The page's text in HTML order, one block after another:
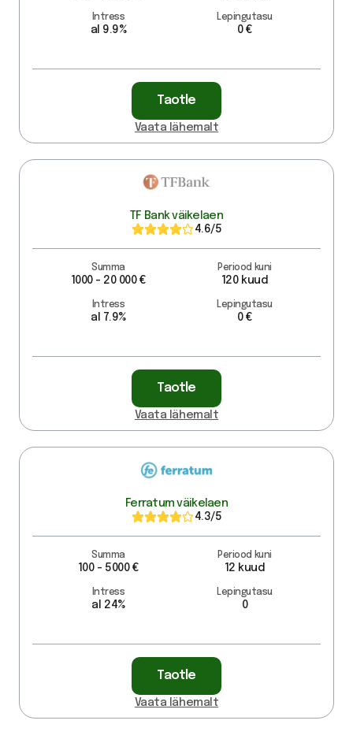
Intress
al 9.9%
Lepingutasu
0 €
Taotle
Vaata lähemalt
TF Bank väikelaen
4.6/5
Summa
1000 - 20 000 €
Periood kuni
120 kuud
Intress
al 7.9%
Lepingutasu
0 €
Taotle
Vaata lähemalt
Ferratum väikelaen
4.3/5
Summa
100 - 5000 €
Periood kuni
12 kuud
Intress
al 24%
Lepingutasu
0
Taotle
Vaata lähemalt